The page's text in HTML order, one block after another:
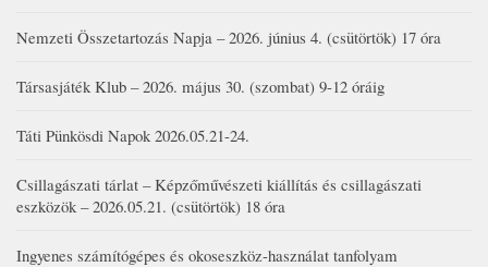
Nemzeti Összetartozás Napja – 2026. június 4. (csütörtök) 17 óra
Társasjáték Klub – 2026. május 30. (szombat) 9-12 óráig
Táti Pünkösdi Napok 2026.05.21-24.
Csillagászati tárlat – Képzőművészeti kiállítás és csillagászati
eszközök – 2026.05.21. (csütörtök) 18 óra
Ingyenes számítógépes és okoseszköz-használat tanfolyam